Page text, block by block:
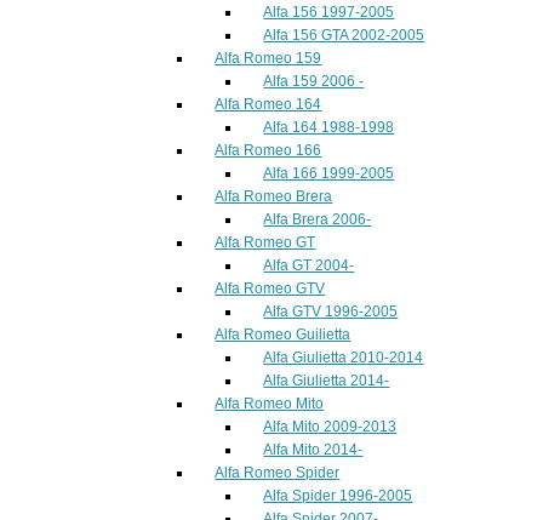
Alfa 156 1997-2005
Alfa 156 GTA 2002-2005
Alfa Romeo 159
Alfa 159 2006 -
Alfa Romeo 164
Alfa 164 1988-1998
Alfa Romeo 166
Alfa 166 1999-2005
Alfa Romeo Brera
Alfa Brera 2006-
Alfa Romeo GT
Alfa GT 2004-
Alfa Romeo GTV
Alfa GTV 1996-2005
Alfa Romeo Guilietta
Alfa Giulietta 2010-2014
Alfa Giulietta 2014-
Alfa Romeo Mito
Alfa Mito 2009-2013
Alfa Mito 2014-
Alfa Romeo Spider
Alfa Spider 1996-2005